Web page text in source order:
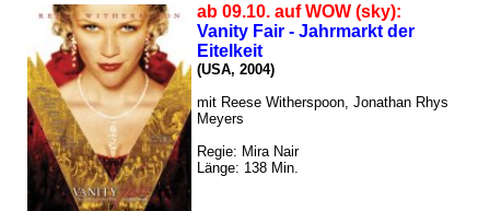
ab 09.10. auf WOW (sky):
Vanity Fair - Jahrmarkt der
Eitelkeit
(USA, 2004)
mit Reese Witherspoon, Jonathan Rhys
Meyers
Regie: Mira Nair
Länge: 138 Min.